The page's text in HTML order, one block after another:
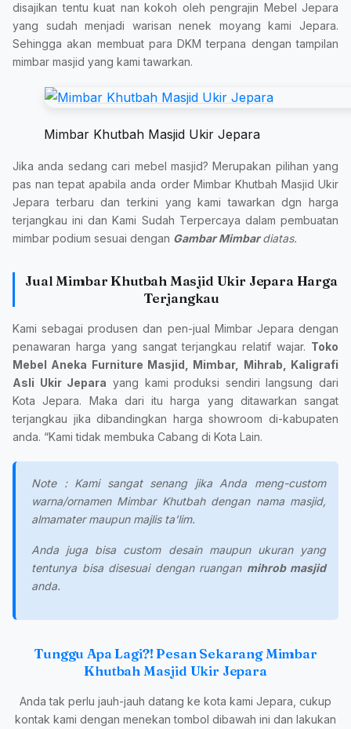
disajikan tentu kuat nan kokoh oleh pengrajin Mebel Jepara
yang sudah menjadi warisan nenek moyang kami Jepara.
Sehingga akan membuat para DKM terpana dengan tampilan
mimbar masjid yang kami tawarkan.
Mimbar Khutbah Masjid Ukir Jepara
Jika anda sedang cari mebel masjid? Merupakan pilihan yang
pas nan tepat apabila anda order Mimbar Khutbah Masjid Ukir
Jepara terbaru dan terkini yang kami tawarkan dgn harga
terjangkau ini dan Kami Sudah Terpercaya dalam pembuatan
mimbar podium sesuai dengan Gambar Mimbardiatas.
Jual Mimbar Khutbah Masjid Ukir Jepara Harga
Terjangkau
Kami sebagai produsen dan pen-jual Mimbar Jepara dengan
penawaran harga yang sangat terjangkau relatif wajar. Toko
Mebel Aneka Furniture Masjid, Mimbar, Mihrab, Kaligrafi
Asli Ukir Jepara yang kami produksi sendiri langsung dari
Kota Jepara. Maka dari itu harga yang ditawarkan sangat
terjangkau jika dibandingkan harga showroom di-kabupaten
anda. “Kami tidak membuka Cabang di Kota Lain.
Note : Kami sangat senang jika Anda meng-custom
warna/ornamen Mimbar Khutbah dengan nama masjid,
almamater maupun majlis ta’lim.
Anda juga bisa custom desain maupun ukuran yang
tentunya bisa disesuai dengan ruangan mihrob masjid
anda.
Tunggu Apa Lagi?! Pesan Sekarang Mimbar
Khutbah Masjid Ukir Jepara
Anda tak perlu jauh-jauh datang ke kota kami Jepara, cukup
kontak kami dengan menekan tombol dibawah ini dan lakukan